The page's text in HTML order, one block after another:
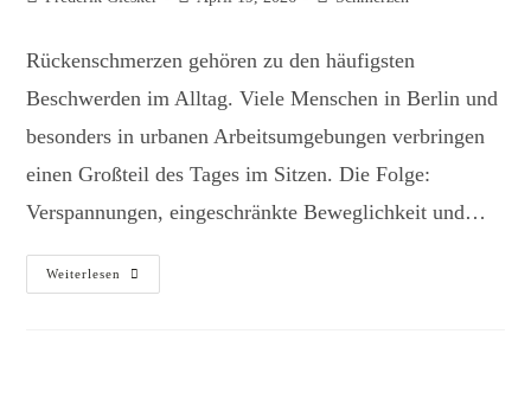
Rückenschmerzen gehören zu den häufigsten
Beschwerden im Alltag. Viele Menschen in Berlin und
besonders in urbanen Arbeitsumgebungen verbringen
einen Großteil des Tages im Sitzen. Die Folge:
Verspannungen, eingeschränkte Beweglichkeit und…
Weiterlesen